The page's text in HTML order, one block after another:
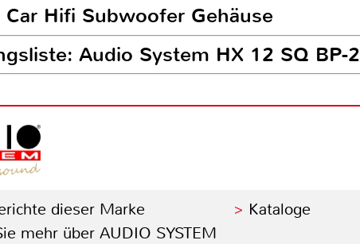
Hifi Subwoofer Gehäuse
Audio System HX 12 SQ BP-2
dieser Marke
mehr über AUDIO SYSTEM
Kataloge